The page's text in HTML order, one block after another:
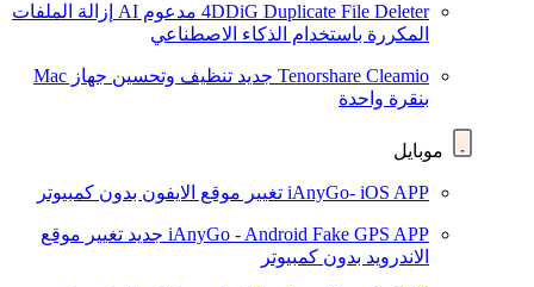
4DDiG Duplicate File Deleter مدعوم AI
إزالة الملفات
المكررة باستخدام الذكاء الاصطناعي
Tenorshare Cleamio جديد
تنظيف وتحسين جهاز Mac
بنقرة واحدة
موبايل
iAnyGo- iOS APP تغيير موقع الايفون بدون كمبيوتر
iAnyGo - Android Fake GPS APP جديد تغيير موقع
الاندرويد بدون كمبيوتر